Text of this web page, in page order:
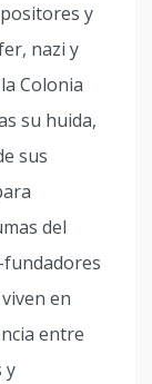
y
nazi y
Colonia
su huida,
sus
del
fundadores
en
entre
y